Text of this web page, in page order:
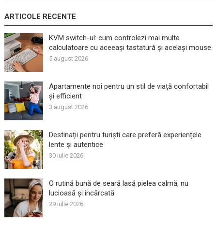
ARTICOLE RECENTE
KVM switch-ul: cum controlezi mai multe
calculatoare cu aceeași tastatură și același mouse
5 august 2026
Apartamente noi pentru un stil de viață confortabil
și efficient
3 august 2026
Destinații pentru turiști care preferă experiențele
lente și autentice
30 iulie 2026
O rutină bună de seară lasă pielea calmă, nu
lucioasă și încărcată
29 iulie 2026